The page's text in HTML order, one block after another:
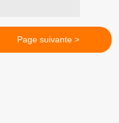
Page suivante >